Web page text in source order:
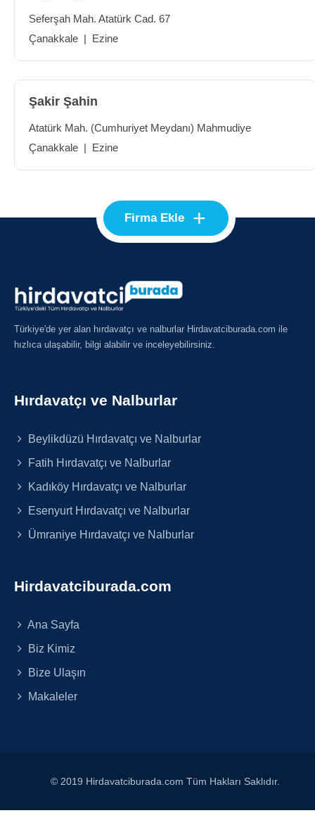
Seferşah Mah. Atatürk Cad. 67
Çanakkale | Ezine
Şakir Şahin
Atatürk Mah. (Cumhuriyet Meydanı) Mahmudiye
Çanakkale | Ezine
Firma Ekle +
Türkiye'de yer alan hırdavatçı ve nalburlar Hirdavatciburada.com ile
hızlıca ulaşabilir, bilgi alabilir ve inceleyebilirsiniz.
Hırdavatçı ve Nalburlar
Beylikdüzü Hırdavatçı ve Nalburlar
Fatih Hırdavatçı ve Nalburlar
Kadıköy Hırdavatçı ve Nalburlar
Esenyurt Hırdavatçı ve Nalburlar
Ümraniye Hırdavatçı ve Nalburlar
Hirdavatciburada.com
Ana Sayfa
Biz Kimiz
Bize Ulaşın
Makaleler
© 2019 Hirdavatciburada.com Tüm Hakları Saklıdır.